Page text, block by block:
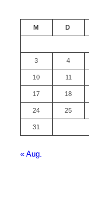
M D
3 4
10 11
17 18
24 25
31
« Aug.